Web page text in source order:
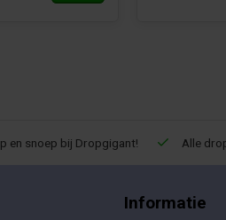
en snoep bij Dropgigant! Alle
Informatie